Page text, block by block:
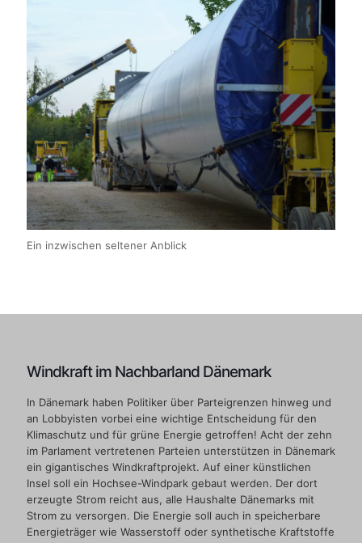
Ein inzwischen seltener Anblick
Windkraft im Nachbarland Dänemark
In Dänemark haben Politiker über Parteigrenzen hinweg und
an Lobbyisten vorbei eine wichtige Entscheidung für den
Klimaschutz und für grüne Energie getroffen! Acht der zehn
im Parlament vertretenen Parteien unterstützen in Dänemark
ein gigantisches Windkraftprojekt. Auf einer künstlichen
Insel soll ein Hochsee-Windpark gebaut werden. Der dort
erzeugte Strom reicht aus, alle Haushalte Dänemarks mit
Strom zu versorgen. Die Energie soll auch in speicherbare
Energieträger wie Wasserstoff oder synthetische Kraftstoffe